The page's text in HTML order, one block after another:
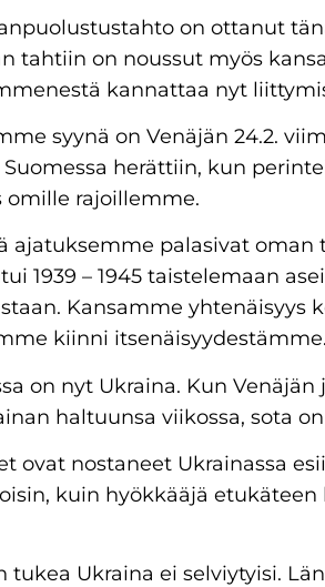
on ottanut
tahtiin on noussut myös
kannattaa nyt
syynä on Venäjän 24.2.
Suomessa herättiin, kun
omille rajoillemme.
ajatuksemme palasivat
1939 – 1945 taistelemaan
Kansamme yhtenäisyys
kiinni itsenäisyydestämme.
on nyt Ukraina. Kun
haltuunsa viikossa, sota
ovat nostaneet Ukrainassa
kuin hyökkääjä etukäteen
tukea Ukraina ei selviytyisi.